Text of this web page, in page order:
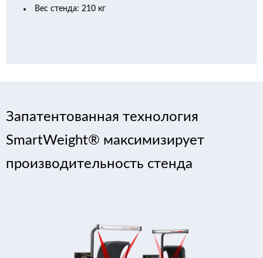
Вес стенда: 210 кг
Запатентованная технология
SmartWeight® максимизирует
производительность стенда